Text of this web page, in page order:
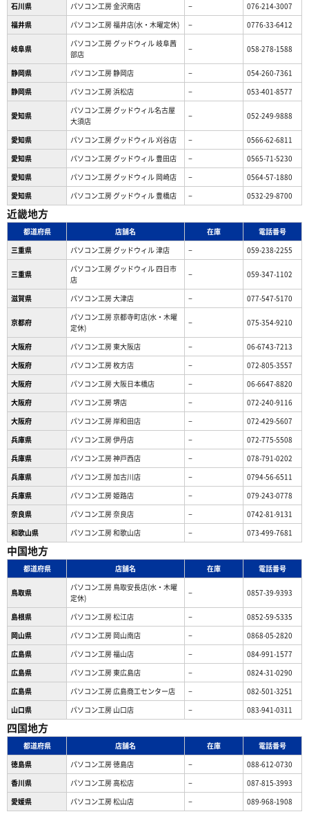
石川県
パソコン工房 金沢南店 −
076-214-3007
福井県
パソコン工房 福井店(水・木曜定休) − 0776-33-6412
岐阜県
パソコン工房 グッドウィル 岐阜茜
部店
− 058-278-1588
静岡県 パソコン工房 静岡店 −
054-260-7361
静岡県
パソコン工房 浜松店 − 053-401-8577
愛知県
パソコン工房 グッドウィル名古屋
大須店
− 052-249-9888
愛知県 パソコン工房 グッドウィル 刈谷店 −
0566-62-6811
愛知県
パソコン工房 グッドウィル 豊田店 −
0565-71-5230
愛知県
パソコン工房 グッドウィル 岡崎店 −
0564-57-1880
愛知県
パソコン工房 グッドウィル 豊橋店 − 0532-29-8700
近畿地方
都道府県 店舗名 在庫
電話番号
三重県
パソコン工房 グッドウィル 津店 − 059-238-2255
三重県
パソコン工房 グッドウィル 四日市
店
− 059-347-1102
滋賀県 パソコン工房 大津店 − 077-547-5170
京都府
パソコン工房 京都寺町店(水・木曜
定休)
− 075-354-9210
大阪府 パソコン工房 東大阪店 −
06-6743-7213
大阪府
パソコン工房 枚方店 −
072-805-3557
大阪府
パソコン工房 大阪日本橋店 −
06-6647-8820
大阪府
パソコン工房 堺店 −
072-240-9116
大阪府
パソコン工房 岸和田店 −
072-429-5607
兵庫県
パソコン工房 伊丹店 −
072-775-5508
兵庫県
パソコン工房 神戸西店 −
078-791-0202
兵庫県
パソコン工房 加古川店 −
0794-56-6511
兵庫県
パソコン工房 姫路店 −
079-243-0778
奈良県
パソコン工房 奈良店 −
0742-81-9131
和歌山県
パソコン工房 和歌山店 − 073-499-7681
中国地方
都道府県 店舗名 在庫 電話番号
鳥取県
パソコン工房 鳥取安長店(水・木曜
定休)
− 0857-39-9393
島根県 パソコン工房 松江店 −
0852-59-5335
岡山県
パソコン工房 岡山南店 −
0868-05-2820
広島県
パソコン工房 福山店 −
084-991-1577
広島県
パソコン工房 東広島店 −
0824-31-0290
広島県
パソコン工房 広島商工センター店 −
082-501-3251
山口県
パソコン工房 山口店 − 083-941-0311
四国地方
都道府県 店舗名 在庫
電話番号
徳島県
パソコン工房 徳島店 −
088-612-0730
香川県
パソコン工房 高松店 −
087-815-3993
愛媛県
パソコン工房 松山店 − 089-968-1908